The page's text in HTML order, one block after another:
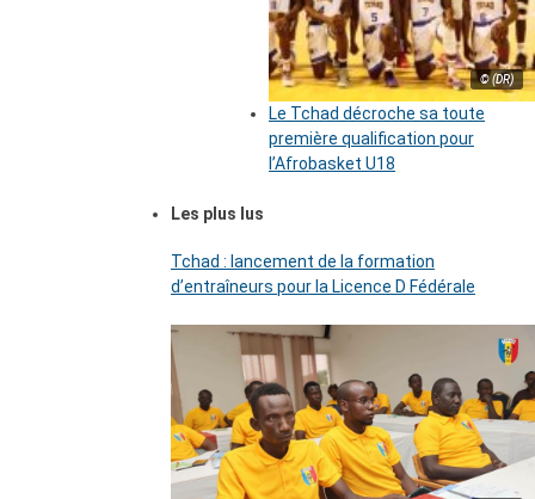
© (DR)
Le Tchad décroche sa toute
première qualification pour
l’Afrobasket U18
Les plus lus
Tchad : lancement de la formation
d’entraîneurs pour la Licence D Fédérale